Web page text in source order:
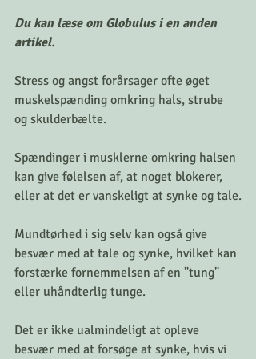
Du kan læse om Globulus i en anden
artikel.
Stress og angst forårsager ofte øget
muskelspænding omkring hals, strube
og skulderbælte.
Spændinger i musklerne omkring halsen
kan give følelsen af, at noget blokerer,
eller at det er vanskeligt at synke og tale.
Mundtørhed i sig selv kan også give
besvær med at tale og synke, hvilket kan
forstærke fornemmelsen af en "tung"
eller uhåndterlig tunge.
Det er ikke ualmindeligt at opleve
besvær med at forsøge at synke, hvis vi